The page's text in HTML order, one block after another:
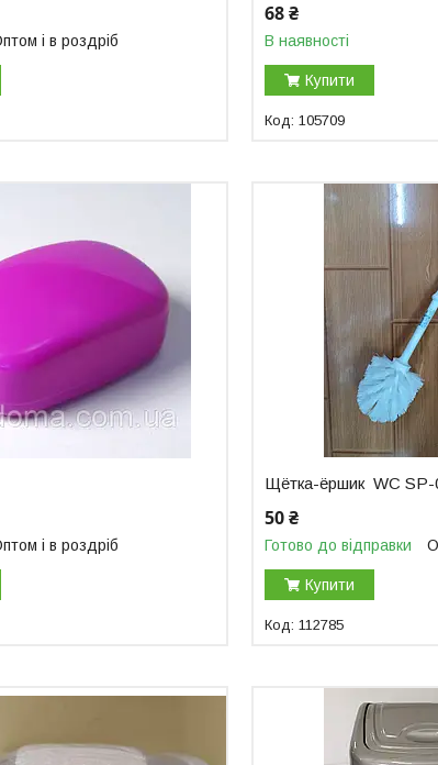
і в роздріб
68 ₴
В наявності
Купити
105709
і в роздріб
Щётка-ёршик WC SP-
50 ₴
Готово до відправки
Купити
112785